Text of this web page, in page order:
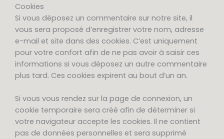
Cookies
Si vous déposez un commentaire sur notre site, il
vous sera proposé d’enregistrer votre nom, adresse
e-mail et site dans des cookies. C’est uniquement
pour votre confort afin de ne pas avoir à saisir ces
informations si vous déposez un autre commentaire
plus tard. Ces cookies expirent au bout d’un an.
Si vous vous rendez sur la page de connexion, un
cookie temporaire sera créé afin de déterminer si
votre navigateur accepte les cookies. Il ne contient
pas de données personnelles et sera supprimé